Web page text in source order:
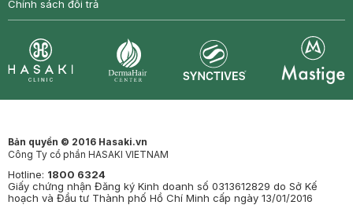
Chính sách đổi trả
Bản quyền © 2016 Hasaki.vn
Công Ty cổ phần HASAKI VIETNAM
Hotline: 1800 6324
Giấy chứng nhận Đăng ký Kinh doanh số 0313612829 do Sở Kế
hoạch và Đầu tư Thành phố Hồ Chí Minh cấp ngày 13/01/2016